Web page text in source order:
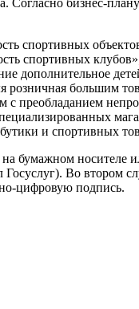
Согласно бизнес-
спортивных
спортивных
дополнительное
розничная большим
с преобладанием
и спортивных
на бумажном носителе
Госуслуг). Во втором
цифровую подпись.